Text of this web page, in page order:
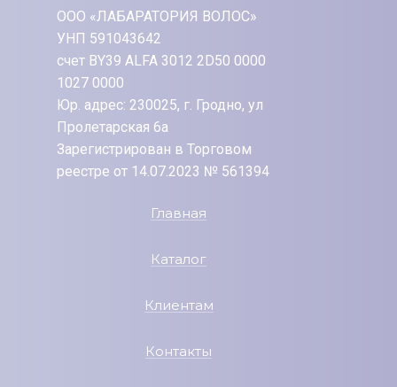
ООО «ЛАБАРАТОРИЯ ВОЛОС»
УНП 591043642
счет BY39 ALFA 3012 2D50 0000
1027 0000
Юр. адрес: 230025, г. Гродно, ул
Пролетарская 6а
Зарегистрирован в Торговом
реестре от 14.07.2023 № 561394
Главная
Каталог
Клиентам
Контакты